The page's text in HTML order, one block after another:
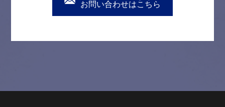
お問い合わせはこちら